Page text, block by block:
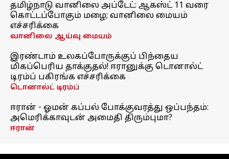
தமிழ்நாடு வானிலை அப்டேட்: ஆகஸ்ட் 11 வரை
கொட்டப்போகும் மழை; வானிலை மையம்
எச்சரிக்கை
வானிலை ஆய்வு மையம்
இரண்டாம் உலகப்போருக்குப் பிந்தைய
மிகப்பெரிய தாக்குதல்! ஈரானுக்கு டொனால்ட்
டிரம்ப் பகிரங்க எச்சரிக்கை
டொனால்ட் டிரம்ப்
ஈரான் - ஓமன் கப்பல் போக்குவரத்து ஒப்பந்தம்:
அமெரிக்காவுடன் அமைதி திரும்புமா?
ஈரான்